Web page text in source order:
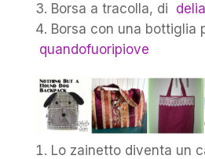
Borsa a tracolla, di
Borsa con una bottiglia
quandofuoripiove
Lo zainetto diventa un